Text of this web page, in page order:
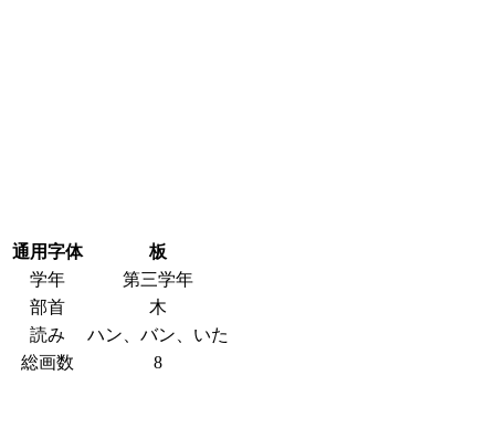
通用字体
板
学年
第三学年
部首
木
読み
ハン、バン、いた
総画数
8